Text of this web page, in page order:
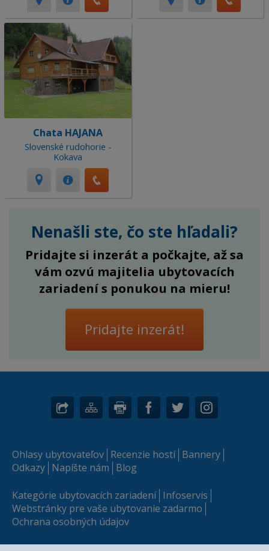
Chata HAJANA
Slovenské rudohorie -
Kokava
Nenašli ste, čo ste hľadali?
Pridajte si inzerát a počkajte, až sa
vám ozvú majitelia ubytovacích
zariadení s ponukou na mieru!
Pridajte inzerát!
Ohlasy ubytovateľov Recenzie hostí Bannery
Odkazy Napíšte nám Blog
Kategórie ubytovacích zariadení Infoservis
Webstránky pre vaše ubytovanie zadarmo
Ochrana osobných údajov